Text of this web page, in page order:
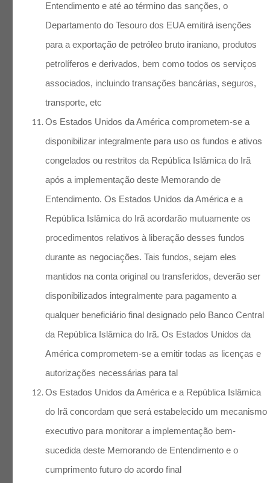
Entendimento e até ao término das sanções, o
Departamento do Tesouro dos EUA emitirá isenções
para a exportação de petróleo bruto iraniano, produtos
petrolíferos e derivados, bem como todos os serviços
associados, incluindo transações bancárias, seguros,
transporte, etc
Os Estados Unidos da América comprometem-se a
disponibilizar integralmente para uso os fundos e ativos
congelados ou restritos da República Islâmica do Irã
após a implementação deste Memorando de
Entendimento. Os Estados Unidos da América e a
República Islâmica do Irã acordarão mutuamente os
procedimentos relativos à liberação desses fundos
durante as negociações. Tais fundos, sejam eles
mantidos na conta original ou transferidos, deverão ser
disponibilizados integralmente para pagamento a
qualquer beneficiário final designado pelo Banco Central
da República Islâmica do Irã. Os Estados Unidos da
América comprometem-se a emitir todas as licenças e
autorizações necessárias para tal
Os Estados Unidos da América e a República Islâmica
do Irã concordam que será estabelecido um mecanismo
executivo para monitorar a implementação bem-
sucedida deste Memorando de Entendimento e o
cumprimento futuro do acordo final